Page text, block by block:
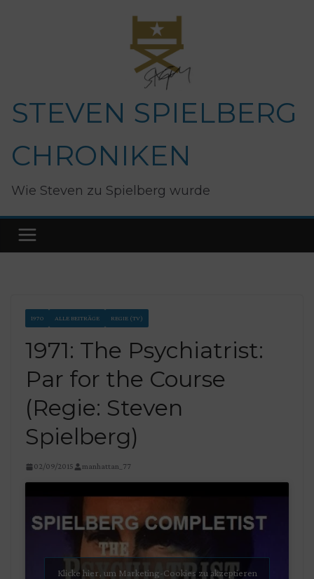
STEVEN SPIELBERG
CHRONIKEN
Wie Steven zu Spielberg wurde
1970 ALLE BEITRÄGE REGIE (TV)
1971: The Psychiatrist:
Par for the Course
(Regie: Steven
Spielberg)
02/09/2015 manhattan_77
Klicke hier, um Marketing-Cookies zu akzeptieren